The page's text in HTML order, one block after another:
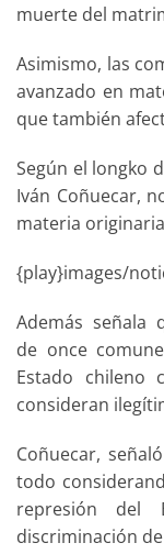
muerte del
Asimismo, las
avanzado en
que también
Según el longko
Iván Coñuecar,
materia
{play}images/
Además señala
de once
Estado chileno
consideran
Coñuecar,
todo
represión del
discriminación